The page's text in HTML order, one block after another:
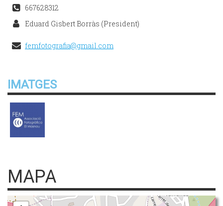
667628312
Eduard Gisbert Borràs (President)
femfotografia@gmail.com
IMATGES
MAPA